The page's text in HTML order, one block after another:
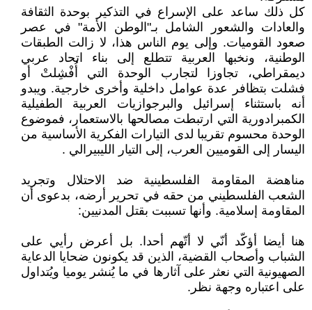
كل ذلك ساعد على الإسراع في التذكير بوحدة الثقافة
والعادات والشعور الشامل بـ"الوطن الأمة" في عصر
صعود القوميات. وإلى يوم الناس هذا، لا زالت الطبقات
الوطنية، ونخبها العربية تتطلع إلى بناء اتحاد عربي
ديمقراطي، تجاوزا لتجارب الوحدة التي أُفْشِلتْ أو
فشلت بتظافر عدة عوامل داخلية وأخرى خارجية. ويبدو
أنه باستثناء إسرائيل والبرجوازيات العربية الطفيلية
الكمبرادورية التي ارتبطت مصالحها بالاستعمار، فموضوع
الوحدة محسوم تقريبا لدى التيارات الفكرية الأساسية من
اليسار إلى القوميين العرب، إلى التيار الليبيرالي .
مناهضة المقاومة الفلسطينية ضد الاحتلال وتجريد
الشعب الفلسطيني من حقه في تحرير أرضه، بدعوى أن
المقاومة إسلامية. وأنها تسببت بقتل المدنيين:
هنا أيضا أؤكّد أنّي لا أتّهم أحدا. بل أعرض رأيي على
الشباب وأصحاب القضية، الذين قد يكونون ضحايا الدعاية
الصهيونية التي نعثر على آثارها في ما يُنشر يوميا ويُتداول
على اعتباره وجهة نظر.